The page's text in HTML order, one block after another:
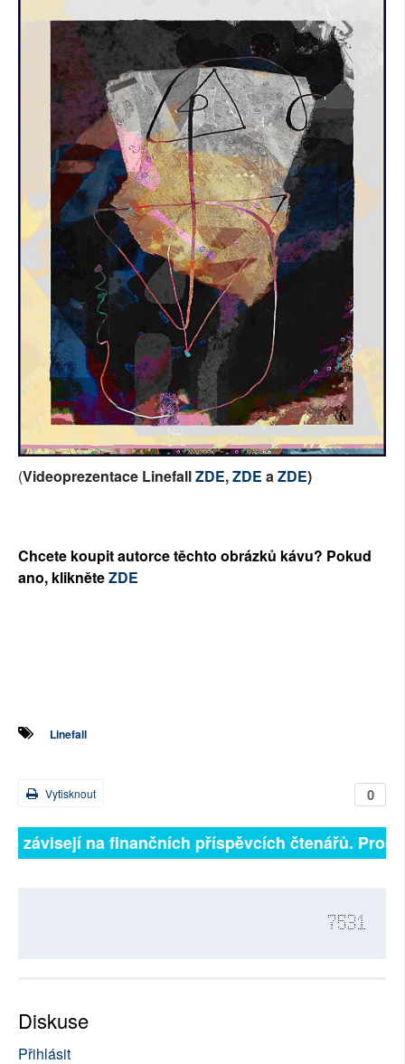
SOCIÁLNÍ SÍTĚ
RUBRIKY
PLNÁ VERZE STRÁNEK
(Videoprezentace LinefallZDE,ZDE aZDE)
Chcete koupit autorce těchto obrázků kávu? Pokud
ano, klikněteZDE
Linefall
0
Vytisknout
závisejí na finančních příspěvcích čtenářů.
7531
Diskuse
Přihlásit